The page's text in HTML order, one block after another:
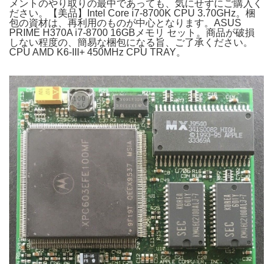
メントのやり取りの最中であっても、気にせずにご購入く
ださい。【美品】Intel Core i7-8700K CPU 3.70GHz。梱
包の資材は、再利用のものが中心となります。ASUS
PRIME H370A i7-8700 16GBメモリ セット。商品が破損
しない程度の、簡易な梱包になる旨、ご了承ください。
CPU AMD K6-III+ 450MHz CPU TRAY。